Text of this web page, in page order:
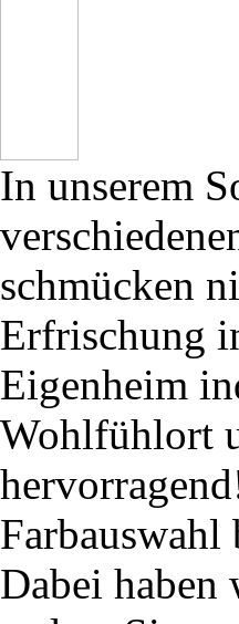
In unserem
schmücken
Erfrischung
Eigenheim
Wohlfühlort
Farbauswahl
Dabei